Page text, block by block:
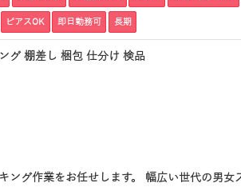
ピアスOK 即日勤務可 長期
グ 棚差し 梱包 仕分け 検品
ング作業をお任せします。 幅広い世代の男女